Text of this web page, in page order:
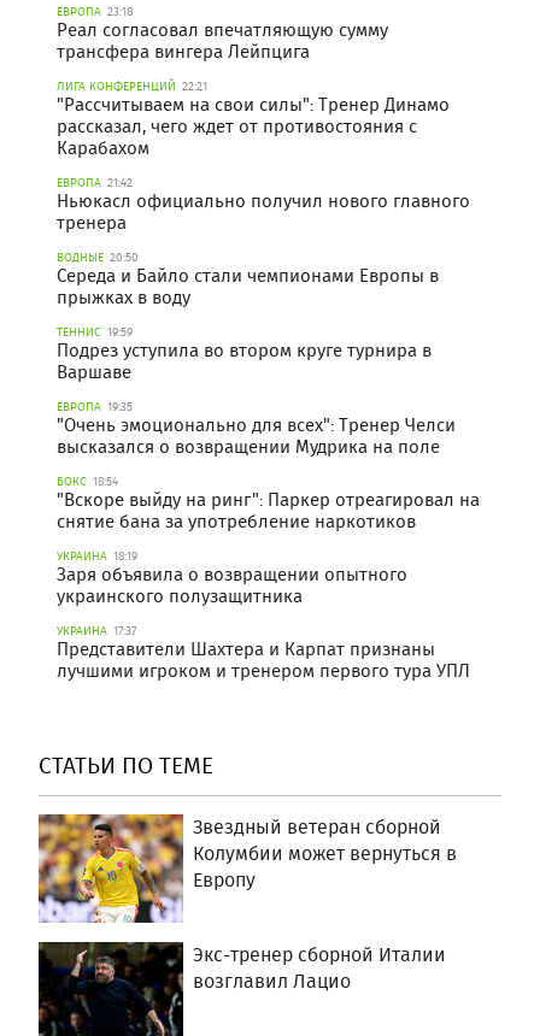
ЕВРОПА 23:18
Реал согласовал впечатляющую сумму
трансфера вингера Лейпцига
ЛИГА КОНФЕРЕНЦИЙ 22:21
"Рассчитываем на свои силы": Тренер Динамо
рассказал, чего ждет от противостояния с
Карабахом
ЕВРОПА 21:42
Ньюкасл официально получил нового главного
тренера
ВОДНЫЕ 20:50
Середа и Байло стали чемпионами Европы в
прыжках в воду
ТЕННИС 19:59
Подрез уступила во втором круге турнира в
Варшаве
ЕВРОПА 19:35
"Очень эмоционально для всех": Тренер Челси
высказался о возвращении Мудрика на поле
БОКС 18:54
"Вскоре выйду на ринг": Паркер отреагировал на
снятие бана за употребление наркотиков
УКРАИНА 18:19
Заря объявила о возвращении опытного
украинского полузащитника
УКРАИНА 17:37
Представители Шахтера и Карпат признаны
лучшими игроком и тренером первого тура УПЛ
СТАТЬИ ПО ТЕМЕ
Звездный ветеран сборной
Колумбии может вернуться в
Европу
Экс-тренер сборной Италии
возглавил Лацио